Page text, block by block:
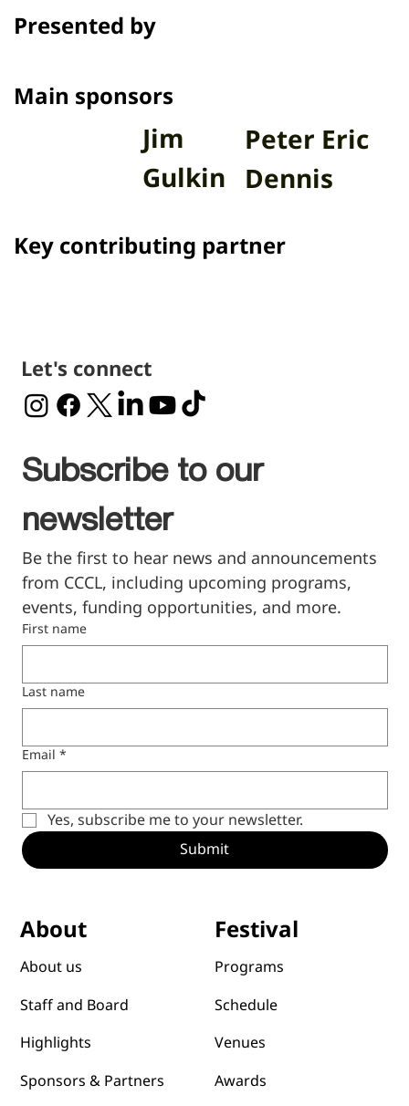
Presented by
Main sponsors
Peter Eric
Dennis
Jim
Gulkin
Key contributing partner
Let's connect
Subscribe to our
newsletter
Be the first to hear news and announcements
from CCCL, including upcoming programs,
events, funding opportunities, and more.
First name
Last name
Email *
Yes, subscribe me to your newsletter.
Submit
About
About us
Staff and Board
Highlights
Sponsors & Partners
Festival
Programs
Schedule
Venues
Awards